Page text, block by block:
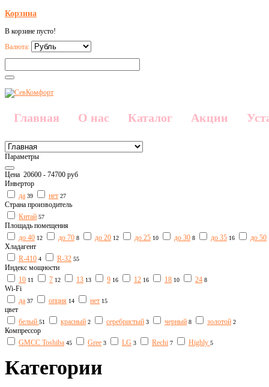
Корзина
В корзине пусто!
Валюта:
Главная О нас Каталог Акции
Параметры
Цена 20600 - 74700 руб
Инвертор
да 39 нет 27
Страна производитель
Китай 57
Площадь помещения
до 40 12 до 70 8 до 20 12 до 25 10 до 30 8 до 35 16 до 50
Хладагент
R-410 4 R-32 55
Индекс мощности
10 11 7 12 13 13 9 16 12 16 18 10 24 8
Wi-Fi
да 37 опция 14 нет 15
цвет
белый 51 красный 2 серебристый 3 черный 8 золотой 2
Компрессор
GMCC Toshiba 45 Gree 3 LG 3 Rechi 7 Highly 5
Категории